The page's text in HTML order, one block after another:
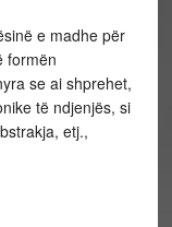
e madhe për
formën
se ai shprehet,
të ndjenjës, si
etj.,